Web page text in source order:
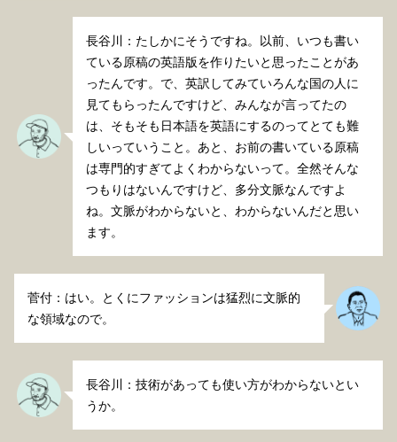
長谷川：たしかにそうですね。以前、いつも書い
ている原稿の英語版を作りたいと思ったことがあ
ったんです。で、英訳してみていろんな国の人に
見てもらったんですけど、みんなが言ってたの
は、そもそも日本語を英語にするのってとても難
しいっていうこと。あと、お前の書いている原稿
は専門的すぎてよくわからないって。全然そんな
つもりはないんですけど、多分文脈なんですよ
ね。文脈がわからないと、わからないんだと思い
ます。
菅付：はい。とくにファッションは猛烈に文脈的
な領域なので。
長谷川：技術があっても使い方がわからないとい
うか。